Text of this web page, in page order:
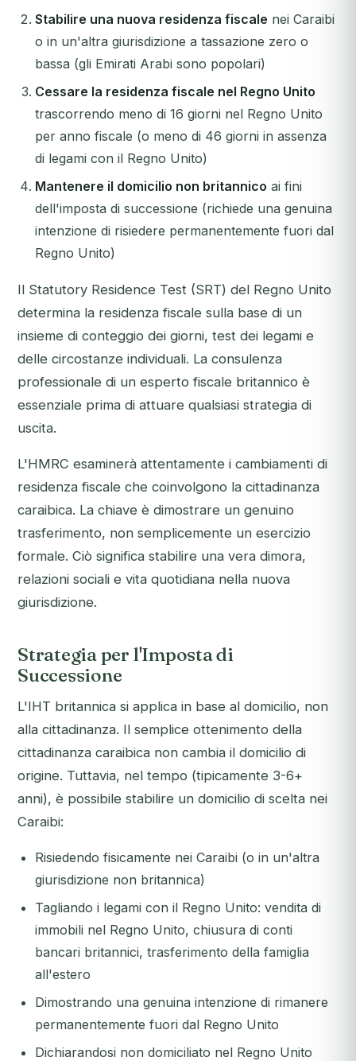
Stabilire una nuova residenza fiscale nei Caraibi
o in un'altra giurisdizione a tassazione zero o
bassa (gli Emirati Arabi sono popolari)
Cessare la residenza fiscale nel Regno Unito
trascorrendo meno di 16 giorni nel Regno Unito
per anno fiscale (o meno di 46 giorni in assenza
di legami con il Regno Unito)
Mantenere il domicilio non britannico ai fini
dell'imposta di successione (richiede una genuina
intenzione di risiedere permanentemente fuori dal
Regno Unito)
Il Statutory Residence Test (SRT) del Regno Unito
determina la residenza fiscale sulla base di un
insieme di conteggio dei giorni, test dei legami e
delle circostanze individuali. La consulenza
professionale di un esperto fiscale britannico è
essenziale prima di attuare qualsiasi strategia di
uscita.
L'HMRC esaminerà attentamente i cambiamenti di
residenza fiscale che coinvolgono la cittadinanza
caraibica. La chiave è dimostrare un genuino
trasferimento, non semplicemente un esercizio
formale. Ciò significa stabilire una vera dimora,
relazioni sociali e vita quotidiana nella nuova
giurisdizione.
Strategia per l'Imposta di
Successione
L'IHT britannica si applica in base al domicilio, non
alla cittadinanza. Il semplice ottenimento della
cittadinanza caraibica non cambia il domicilio di
origine. Tuttavia, nel tempo (tipicamente 3-6+
anni), è possibile stabilire un domicilio di scelta nei
Caraibi:
Risiedendo fisicamente nei Caraibi (o in un'altra
giurisdizione non britannica)
Tagliando i legami con il Regno Unito: vendita di
immobili nel Regno Unito, chiusura di conti
bancari britannici, trasferimento della famiglia
all'estero
Dimostrando una genuina intenzione di rimanere
permanentemente fuori dal Regno Unito
Dichiarandosi non domiciliato nel Regno Unito